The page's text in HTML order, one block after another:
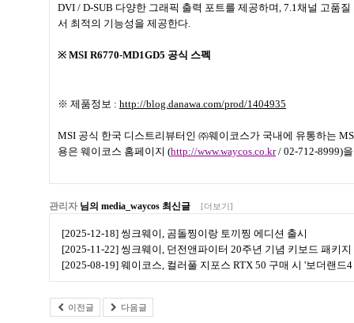
DVI / D-SUB 다양한 그래픽 출력 포트를 제공하며, 7.1채널 고품
서 최적의 기능성을 제공한다.
※ MSI R6770-MD1GD5 공식 스펙
※ 제품정보 : http://blog.danawa.com/prod/1404935
MSI 공식 한국 디스트리뷰터인 ㈜웨이코스가 국내에 유통하는
용은 웨이코스 홈페이지 (http://www.waycos.co.kr/ 02-712-8999)
관리자 님의 media_waycos 최신글 [더보기]
[2025-12-18] 씽크웨이, 곰돌찡이랑 토끼찡 에디션 출시
[2025-11-22] 씽크웨이, 던전앤파이터 20주년 기념 키보드 패키지
[2025-08-19] 웨이코스, 컬러풀 지포스 RTX 50 구매 시 '보더랜드
이전글 다음글